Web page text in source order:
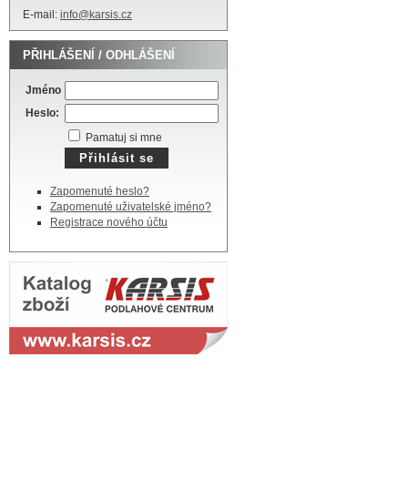
E-mail: info@karsis.cz
PŘIHLÁŠENÍ / ODHLÁŠENÍ
Jméno
Heslo:
Pamatuj si mne
Zapomenuté heslo?
Zapomenuté uživatelské jméno?
Registrace nového účtu